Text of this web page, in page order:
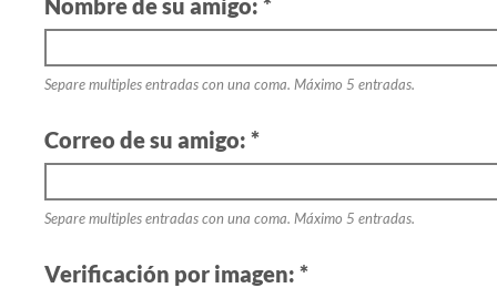
Nombre de su amigo: *
Separe multiples entradas con una coma. Máximo 5 entradas.
Correo de su amigo: *
Separe multiples entradas con una coma. Máximo 5 entradas.
Verificación por imagen: *